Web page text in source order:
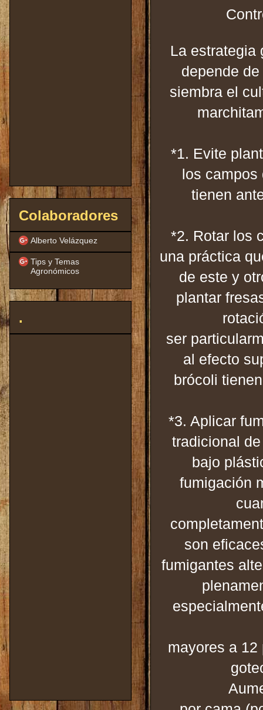
La estrategia
depende
siembra el
*1. Evite
los campos
tienen
*2. Rotar los
una práctica
de este y
plantar
ser
al efecto
brócoli
*3. Aplicar
tradicional
bajo
fumigación
son
fumigantes
mayores a
Colaboradores
Alberto Velázquez
Tips y Temas
Agronómicos
.